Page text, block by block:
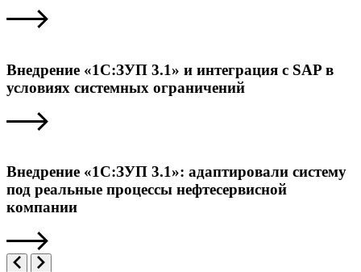
Внедрение «1С:ЗУП 3.1» и интеграция с SAP в
условиях системных ограничений
Внедрение «1С:ЗУП 3.1»: адаптировали систему
под реальные процессы нефтесервисной
компании